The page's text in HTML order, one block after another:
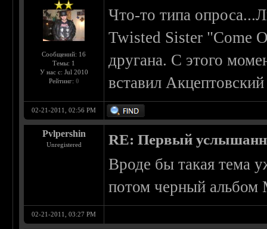
Сообщений: 16
Темы: 1
У нас с: Jul 2010
Рейтинг: 0
Что-то типа
Twisted Sister "Come
другана. С этого
вставил
02-21-2011, 02:56 PM
Pvlpershin
Unregistered RE: Первый
Вроде бы такая тема
потом черный альбом
02-21-2011, 03:27 PM